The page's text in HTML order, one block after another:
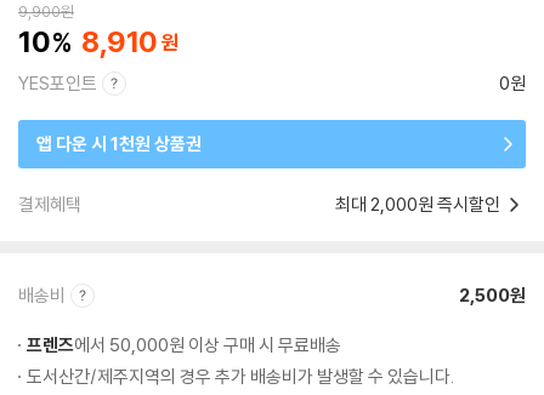
9,900원
10 8,910
YES포인트 0원
앱 다운 시 1천원 상품권
결제혜택 최대 2,000원 즉시할인
배송비 2,500원
프렌즈에서 50,000원 이상 구매 시 무료배송
도서산간/제주지역의 경우 추가 배송비가 발생할 수 있습니다.